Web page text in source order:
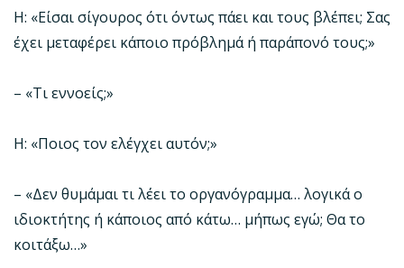
Η: «Είσαι σίγουρος ότι όντως πάει και τους βλέπει; Σας
έχει μεταφέρει κάποιο πρόβλημά ή παράπονό τους;»
– «Τι εννοείς;»
Η: «Ποιος τον ελέγχει αυτόν;»
– «Δεν θυμάμαι τι λέει το οργανόγραμμα… λογικά ο
ιδιοκτήτης ή κάποιος από κάτω… μήπως εγώ; Θα το
κοιτάξω…»